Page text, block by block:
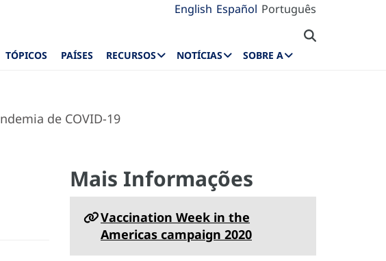
English Español Português
TÓPICOS PAÍSES RECURSOS NOTÍCIAS SOBRE A
de COVID-19
Mais Informações
Vaccination Week in the
Americas campaign 2020